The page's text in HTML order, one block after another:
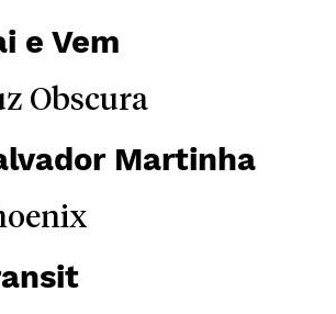
e Vem
Obscura
Martinha